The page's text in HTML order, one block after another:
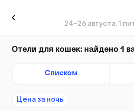
24-26 августа, 1
Отели для кошек: найдено 1
Списком
Цена за ночь